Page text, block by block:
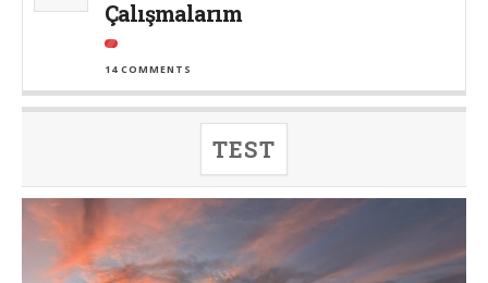
Çalışmalarım
14 COMMENTS
TEST